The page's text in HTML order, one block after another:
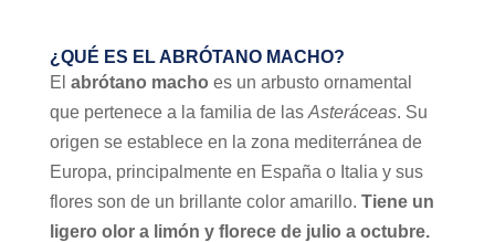
¿QUÉ ES EL ABRÓTANO MACHO?
El abrótano macho es un arbusto ornamental
que pertenece a la familia de las Asteráceas. Su
origen se establece en la zona mediterránea de
Europa, principalmente en España o Italia y sus
flores son de un brillante color amarillo. Tiene un
ligero olor a limón y florece de julio a octubre.